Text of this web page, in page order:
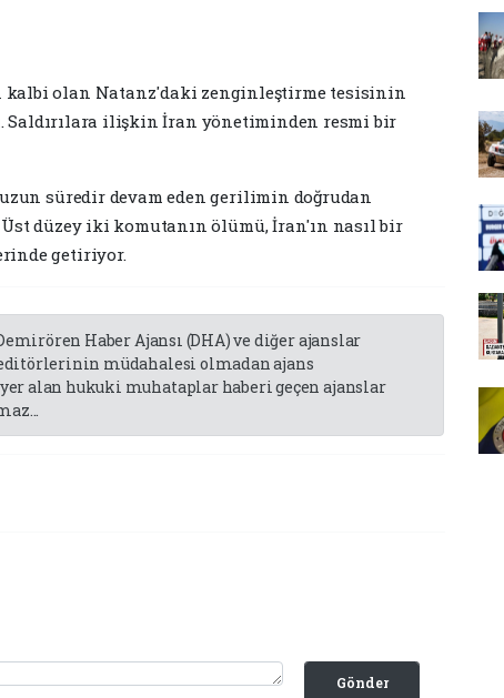
kalbi olan Natanz'daki zenginleştirme tesisinin
Saldırılara ilişkin İran yönetiminden resmi bir
süredir devam eden gerilimin doğrudan
Üst düzey iki komutanın ölümü, İran'ın nasıl bir
getiriyor.
Haber Ajansı (DHA) ve diğer ajanslar
müdahalesi olmadan ajans
alan hukuki muhataplar haberi geçen ajanslar
Gönder